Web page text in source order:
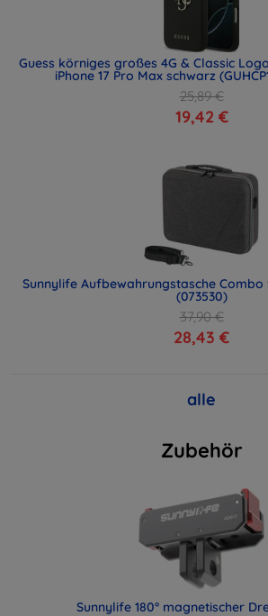
Guess körniges großes 4G & Classic
iPhone 17 Pro Max schwarz
25,89 €
19,42 €
Sunnylife Aufbewahrungstasche Combo
(073530)
37,90 €
28,43 €
alle
Zubehör
Sunnylife 180° magnetischer